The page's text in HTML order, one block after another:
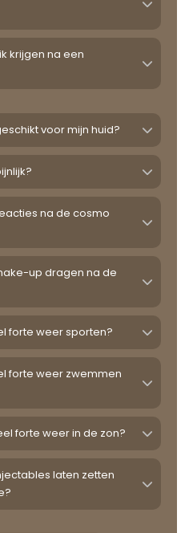
krijgen na een
voor mijn huid?
na de cosmo
up dragen na de
forte weer sporten?
forte weer zwemmen
forte weer in de zon?
laten zetten